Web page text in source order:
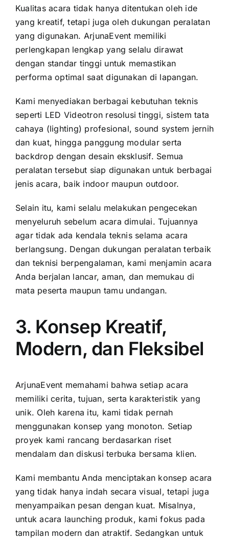
Kualitas acara tidak hanya ditentukan oleh ide
yang kreatif, tetapi juga oleh dukungan peralatan
yang digunakan. ArjunaEvent memiliki
perlengkapan lengkap yang selalu dirawat
dengan standar tinggi untuk memastikan
performa optimal saat digunakan di lapangan.
Kami menyediakan berbagai kebutuhan teknis
seperti LED Videotron resolusi tinggi, sistem tata
cahaya (lighting) profesional, sound system jernih
dan kuat, hingga panggung modular serta
backdrop dengan desain eksklusif. Semua
peralatan tersebut siap digunakan untuk berbagai
jenis acara, baik indoor maupun outdoor.
Selain itu, kami selalu melakukan pengecekan
menyeluruh sebelum acara dimulai. Tujuannya
agar tidak ada kendala teknis selama acara
berlangsung. Dengan dukungan peralatan terbaik
dan teknisi berpengalaman, kami menjamin acara
Anda berjalan lancar, aman, dan memukau di
mata peserta maupun tamu undangan.
3. Konsep Kreatif,
Modern, dan Fleksibel
ArjunaEvent memahami bahwa setiap acara
memiliki cerita, tujuan, serta karakteristik yang
unik. Oleh karena itu, kami tidak pernah
menggunakan konsep yang monoton. Setiap
proyek kami rancang berdasarkan riset
mendalam dan diskusi terbuka bersama klien.
Kami membantu Anda menciptakan konsep acara
yang tidak hanya indah secara visual, tetapi juga
menyampaikan pesan dengan kuat. Misalnya,
untuk acara launching produk, kami fokus pada
tampilan modern dan atraktif. Sedangkan untuk